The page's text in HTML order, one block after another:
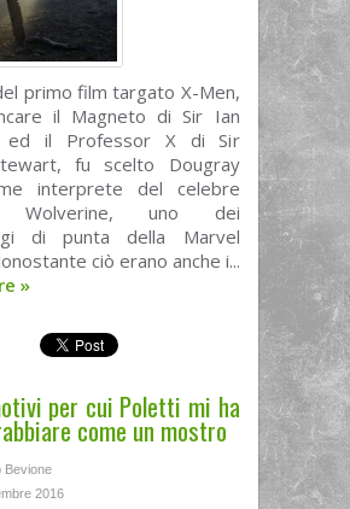
primo film targato X-Men,
il Magneto di Sir Ian
ed il Professor X di Sir
fu scelto Dougray
interprete del celebre
Wolverine, uno dei
di punta della Marvel
ciò erano anche i...
»
per cui Poletti mi ha
come un mostro
Bevione
2016